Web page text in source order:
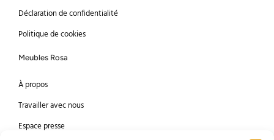
Déclaration de confidentialité
Politique de cookies
Meubles Rosa
À propos
Travailler avec nous
Espace presse